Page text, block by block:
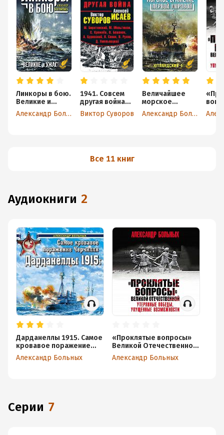
Линкоры в бою.
Великие и
ужасные
Александр Больных
1941. Совсем
другая война
(сборник)
Виктор Суворов
Величайшее
морское
сражение
Первой
Александр Больных
Все 11 книг
аудиокниги 2
Дарданеллы 1915. Самое
кровавое поражение
Черчилля
Александр Больных
«Проклятые вопросы»
Великой Отечественной.
Утерянные победы,
упущенные возможности
Александр Больных
Серии 7